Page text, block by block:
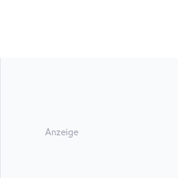
Anzeige